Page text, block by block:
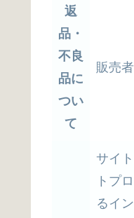
返
品・
不良
品に
つい
て
販売
サイ
トプ
るイ